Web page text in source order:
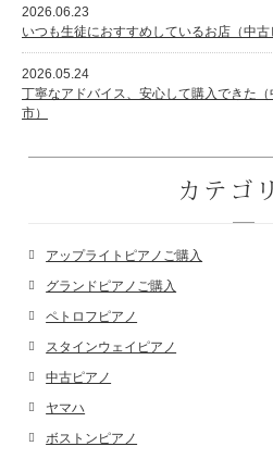
2026.06.23
いつも生徒におすすめしているお店（中古
2026.05.24
丁寧なアドバイス、安心して購入できた（
市）
カテゴ
アップライトピアノご購入
グランドピアノご購入
ペトロフピアノ
スタインウェイピアノ
中古ピアノ
ヤマハ
ボストンピアノ